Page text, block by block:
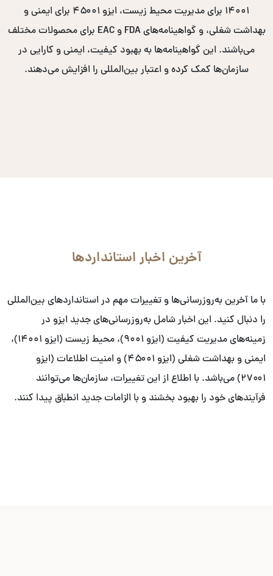
۱۴۰۰۱ برای مدیریت محیط زیست، ایزو ۴۵۰۰۱ برای ایمنی و
بهداشت شغلی، و گواهینامه‌های FDA و EAC برای محصولات مختلف
می‌باشند. این گواهینامه‌ها به بهبود کیفیت، ایمنی و کارایی در
سازمان‌ها کمک کرده و اعتبار بین‌المللی را افزایش می‌دهند.
آخرین اخبار استانداردها
با ما آخرین به‌روزرسانی‌ها و تغییرات مهم در استانداردهای بین‌المللی
را دنبال کنید. این اخبار شامل به‌روزرسانی‌های جدید ایزو در
زمینه‌های مدیریت کیفیت (ایزو ۹۰۰۱)، محیط زیست (ایزو ۱۴۰۰۱)،
ایمنی و بهداشت شغلی (ایزو ۴۵۰۰۱) و امنیت اطلاعات (ایزو
۲۷۰۰۱) می‌باشد. با اطلاع از این تغییرات، سازمان‌ها می‌توانند
فرآیندهای خود را بهبود بخشند و با الزامات جدید انطباق پیدا کنند.